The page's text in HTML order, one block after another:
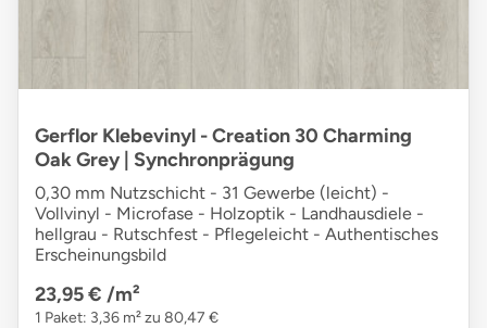
Gerflor Klebevinyl - Creation 30 Charming
Oak Grey | Synchronprägung
0,30 mm Nutzschicht - 31 Gewerbe (leicht) -
Vollvinyl - Microfase - Holzoptik - Landhausdiele -
hellgrau - Rutschfest - Pflegeleicht - Authentisches
Erscheinungsbild
23,95 € /m²
1 Paket: 3,36 m² zu 80,47 €